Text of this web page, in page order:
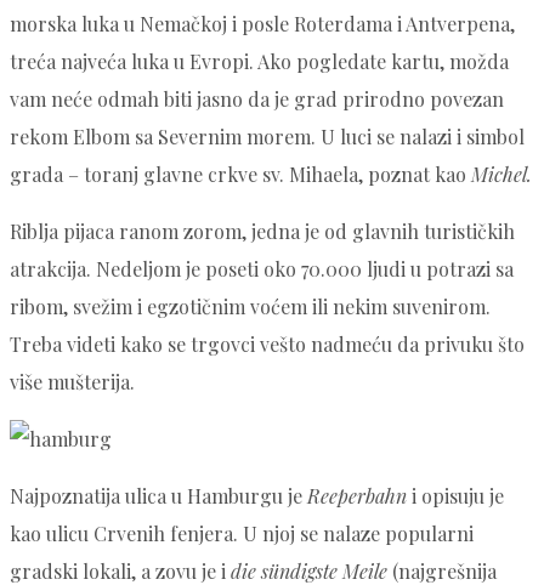
morska luka u Nemačkoj i posle Roterdama i Antverpena,
treća najveća luka u Evropi. Ako pogledate kartu, možda
vam neće odmah biti jasno da je grad prirodno povezan
rekom Elbom sa Severnim morem. U luci se nalazi i simbol
grada – toranj glavne crkve sv. Mihaela, poznat kao Michel.
Riblja pijaca ranom zorom, jedna je od glavnih turističkih
atrakcija. Nedeljom je poseti oko 70.000 ljudi u potrazi sa
ribom, svežim i egzotičnim voćem ili nekim suvenirom.
Treba videti kako se trgovci vešto nadmeću da privuku što
više mušterija.
Najpoznatija ulica u Hamburgu je Reeperbahni opisuju je
kao ulicu Crvenih fenjera. U njoj se nalaze popularni
gradski lokali, a zovu je i die sündigste Meile (najgrešnija